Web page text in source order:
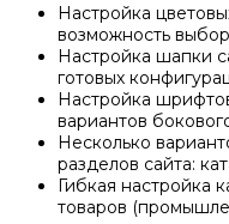
Настройка
возможность
Настройка шапки
готовых
Настройка
вариантов
Несколько
разделов сайта:
Гибкая настройка
товаров